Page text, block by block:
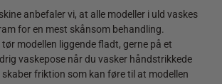
anbefaler vi, at alle modeller i uld vaskes
for en mest skånsom behandling.
modellen liggende fladt, gerne på et
vaskepose når du vasker håndstrikkede
skaber friktion som kan føre til at modellen